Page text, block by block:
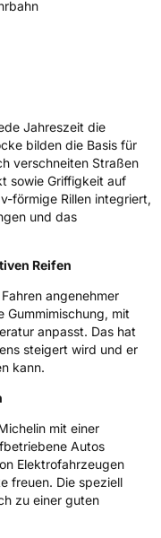
Symbol
DES
place des
Clermont-
Jahreszeit die
bilden die Basis für
verschneiten Straßen
sowie Griffigkeit auf
förmige Rillen integriert,
und das
Reifen
angenehmer
Gummimischung, mit
anpasst. Das hat
steigert wird und er
kann.
mit einer
Autos
Elektrofahrzeugen
freuen. Die speziell
zu einer guten